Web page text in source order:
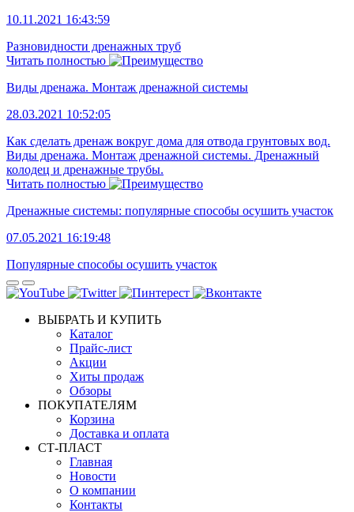
10.11.2021 16:43:59
Разновидности дренажных труб
Читать полностью
Виды дренажа. Монтаж дренажной системы
28.03.2021 10:52:05
Как сделать дренаж вокруг дома для отвода грунтовых вод.
Виды дренажа. Монтаж дренажной системы. Дренажный
колодец и дренажные трубы.
Читать полностью
Дренажные системы: популярные способы осушить участок
07.05.2021 16:19:48
Популярные способы осушить участок
ВЫБРАТЬ И КУПИТЬ
Каталог
Прайс-лист
Акции
Хиты продаж
Обзоры
ПОКУПАТЕЛЯМ
Корзина
Доставка и оплата
СТ-ПЛАСТ
Главная
Новости
О компании
Контакты